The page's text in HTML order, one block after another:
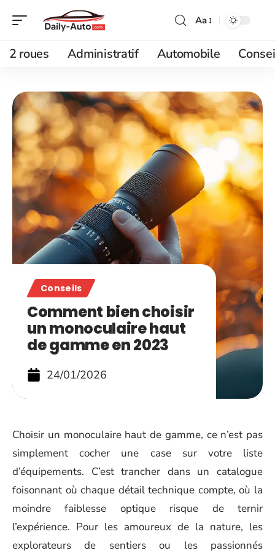
Aa
2 roues Administratif Automobile
Conseils
Comment bien choisir
un monoculaire haut
de gamme en 2023
24/01/2026
Choisir un monoculaire haut de gamme, ce n’est pas
simplement cocher une case sur votre liste
d’équipements. C’est trancher dans un catalogue
foisonnant où chaque détail technique compte, où la
moindre faiblesse optique risque de ternir
l’expérience. Pour les amoureux de la nature, les
explorateurs de sentiers ou les passionnés